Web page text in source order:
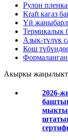
Рулон
Kraft кагаз
Үй
Термикалык
Азык-түлүк
Кош
Акыркы
2026-